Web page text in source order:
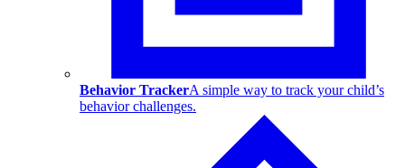
Behavior TrackerA simple way to track your child’s
behavior challenges.